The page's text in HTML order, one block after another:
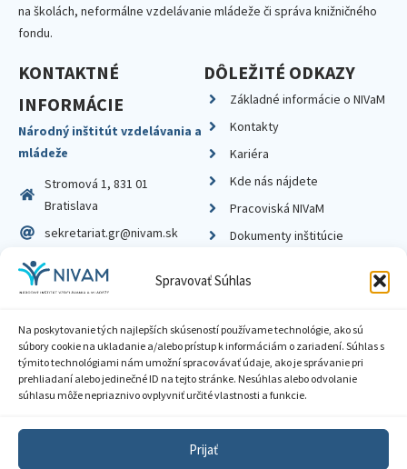
Spravovať Súhlas
Na poskytovanie tých najlepších skúseností používame technológie, ako sú
súbory cookie na ukladanie a/alebo prístup k informáciám o zariadení. Súhlas s
týmito technológiami nám umožní spracovávať údaje, ako je správanie pri
prehliadaní alebo jedinečné ID na tejto stránke. Nesúhlas alebo odvolanie
súhlasu môže nepriaznivo ovplyvniť určité vlastnosti a funkcie.
Prijať
na školách, neformálne vzdelávanie mládeže či správa knižničného
fondu.
KONTAKTNÉ
INFORMÁCIE
Národný inštitút vzdelávania a
mládeže
Stromová 1, 831 01
Bratislava
sekretariat.gr@nivam.sk
IČO: 00164348
DIČ: 2020798714
DÔLEŽITÉ ODKAZY
Základné informácie o NIVaM
Kontakty
Kariéra
Kde nás nájdete
Pracoviská NIVaM
Dokumenty inštitúcie
Zásady ochrany súkromia
Sprístupnenie informácií